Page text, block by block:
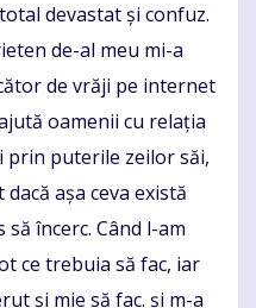
devastat și confuz.
de-al meu mi-a
de vrăji pe internet
oamenii cu relația
prin puterile zeilor săi,
așa ceva există
încerc. Când l-am
ce trebuia să fac, iar
și mie să fac. și m-a